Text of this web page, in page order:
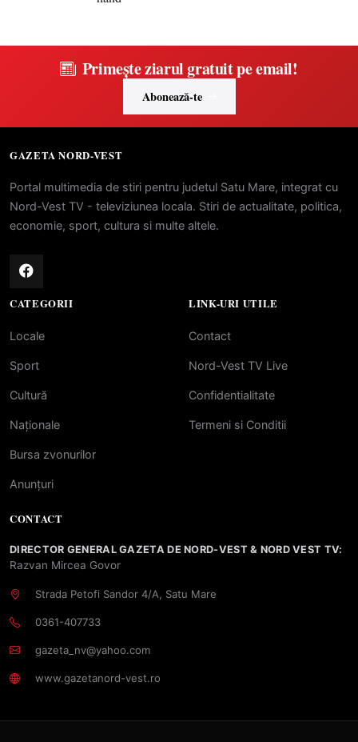
Primește ziarul gratuit pe email!
Abonează-te
GAZETA NORD-VEST
Portal multimedia de stiri pentru judetul Satu Mare, integrat cu
Nord-Vest TV - televiziunea locala. Stiri de actualitate, politica,
economie, sport, cultura si multe altele.
CATEGORII
Locale
Sport
Cultură
Naționale
Bursa zvonurilor
Anunțuri
LINK-URI UTILE
Contact
Nord-Vest TV Live
Confidentialitate
Termeni si Conditii
CONTACT
DIRECTOR GENERAL GAZETA DE NORD-VEST & NORD VEST TV:
Razvan Mircea Govor
Strada Petofi Sandor 4/A, Satu Mare
0361-407733
gazeta_nv@yahoo.com
www.gazetanord-vest.ro